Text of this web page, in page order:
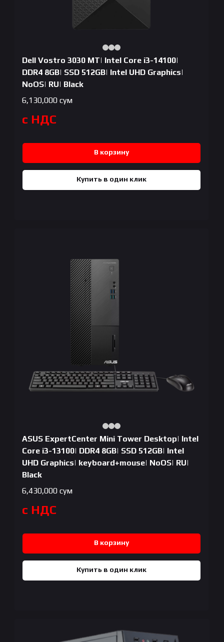
Dell Vostro 3030 MT| Intel Core i3-14100|
DDR4 8GB| SSD 512GB| Intel UHD Graphics|
NoOS| RU| Black
6,130,000 сум
с НДС
В корзину
Купить в один клик
ASUS ExpertCenter Mini Tower Desktop| Intel
Core i3-13100| DDR4 8GB| SSD 512GB| Intel
UHD Graphics| keyboard+mouse| NoOS| RU|
Black
6,430,000 сум
с НДС
В корзину
Купить в один клик